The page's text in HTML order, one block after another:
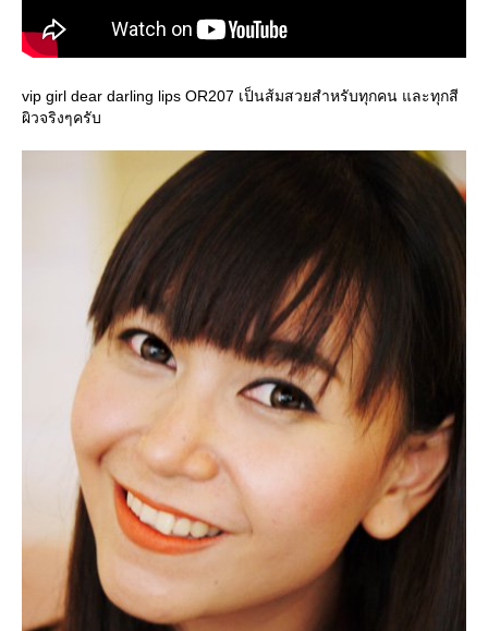
vip girl dear darling lips OR207 เป็นส้มสวยสำหรับทุกคน และทุกสี
ผิวจริงๆครับ